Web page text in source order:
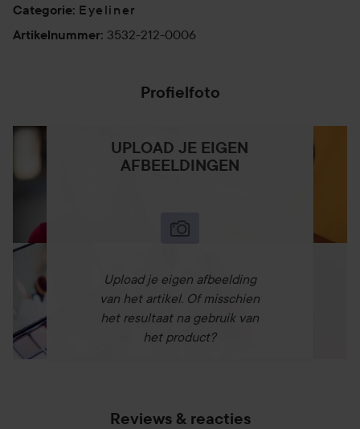
Categorie: Eyeliner
Artikelnummer: 3532-212-0006
Profielfoto
UPLOAD JE EIGEN
AFBEELDINGEN
Upload je eigen afbeelding
van het artikel. Of misschien
het resultaat na gebruik van
het product?
Reviews & reacties